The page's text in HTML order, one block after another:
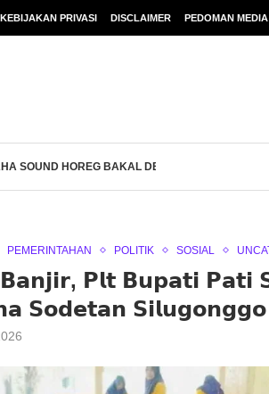
KEBIJAKAN PRIVASI DISCLAIMER PEDOMAN
SOUND HOREG BAKAL DEMO CAMAT TAYU
PEMERINTAHAN POLITIK SOSIAL
𝗣𝗹𝘁 𝗕𝘂𝗽𝗮𝘁𝗶
𝗦𝗼𝗱𝗲𝘁𝗮𝗻 𝗦𝗶𝗹𝘂𝗴𝗼𝗻𝗴𝗴𝗼